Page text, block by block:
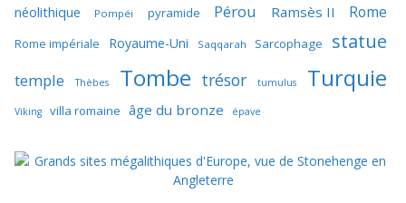
néolithique Pompéi pyramide Pérou Ramsès II Rome
Rome impériale Royaume-Uni Saqqarah Sarcophage statue
temple Thèbes Tombe trésor tumulus Turquie
Viking villa romaine âge du bronze épave